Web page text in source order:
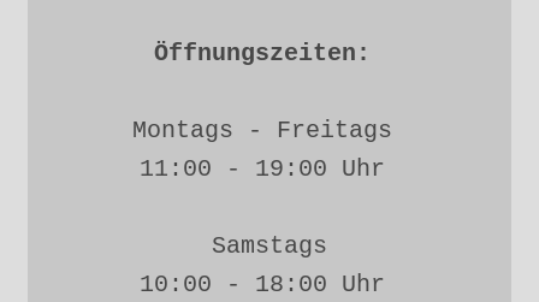
Öffnungszeiten:
Montags - Freitags
11:00 - 19:00 Uhr
Samstags
10:00 - 18:00 Uhr